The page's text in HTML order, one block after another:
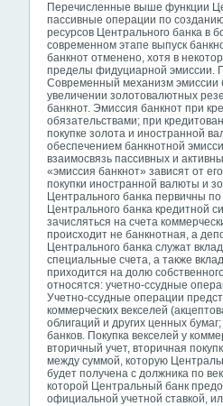
Перечисленные выше функции
пассивные операции по
ресурсов Центрального банка в
современном этапе выпуск
банкнот отменено, хотя в
пределы фидуциарной эмиссии.
Современный механизм эмиссии
увеличении золотовалютных
банкнот. Эмиссия банкнот при
обязательствами; при
покупке золота и иностранной
обеспечением банкнотной
взаимосвязь пассивных и
«эмиссия банкнот» зависят от
покупки иностранной валюты и
Центрального банка первичны
Центрального банка кредитной
зачисляться на счета
происходит не банкнотная, а
Центрального банка служат
специальные счета, а также
приходится на долю
относятся: учетно-ссудные
Учетно-ссудные операции
коммерческих векселей
облигаций и других ценных
банков. Покупка векселей у
вторичный учет, вторичная
между суммой, которую
будет получена с должника по
которой Центральный банк
официальной учетной ставкой,